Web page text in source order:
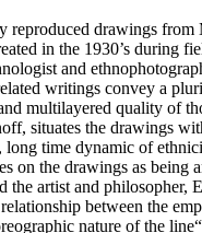
reproduced drawings from
in the 1930’s during
and
writings convey a
multilayered quality of
situates the drawings
long time dynamic of
on the drawings as being
the artist and philosopher,
between the
nature of the